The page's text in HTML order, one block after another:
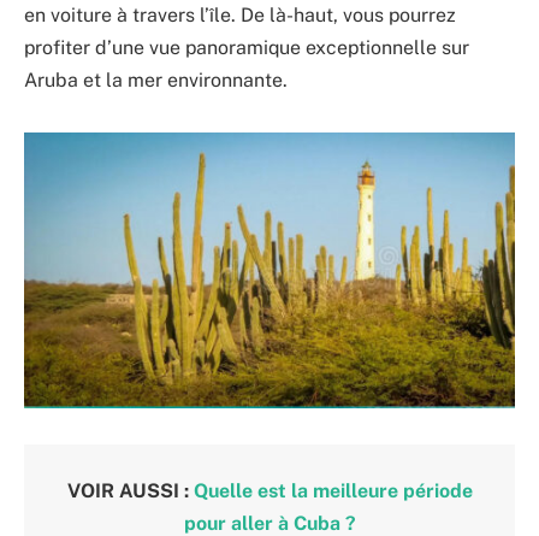
en voiture à travers l’île. De là-haut, vous pourrez
profiter d’une vue panoramique exceptionnelle sur
Aruba et la mer environnante.
VOIR AUSSI : Quelle est la meilleure période
pour aller à Cuba ?